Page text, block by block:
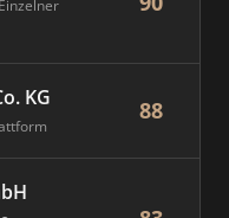
Einzelner
KG 88